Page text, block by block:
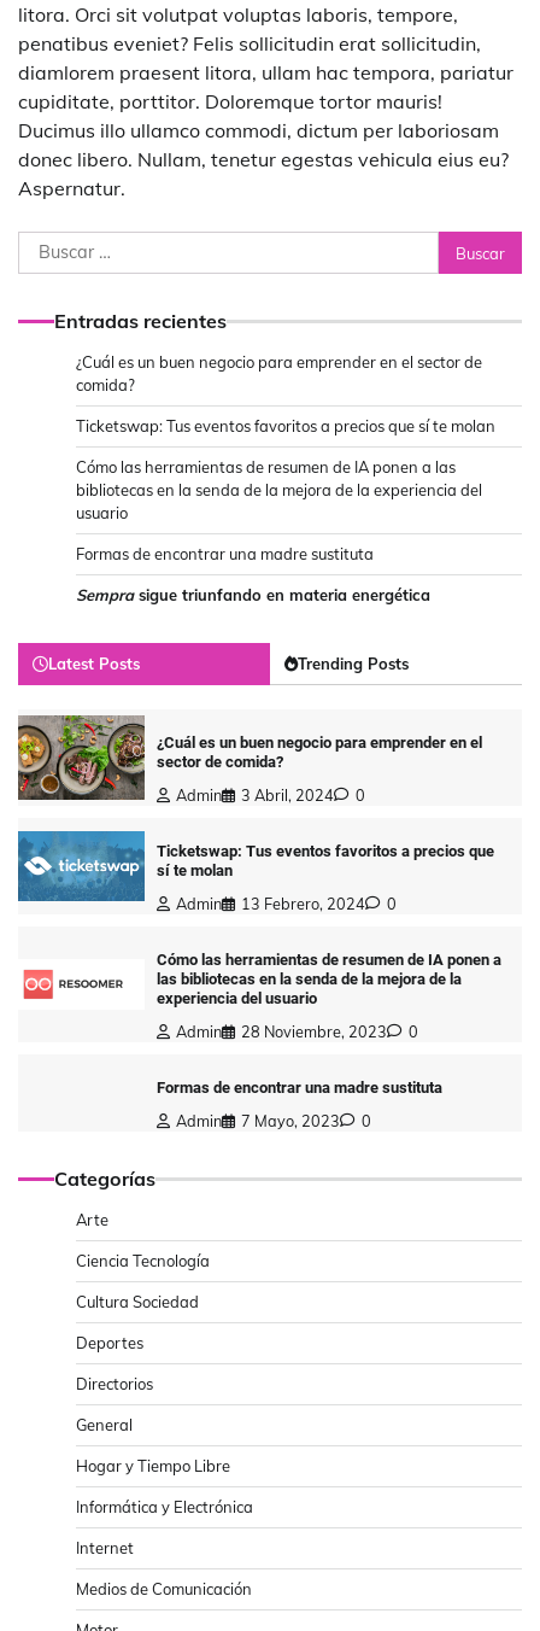
litora. Orci sit volutpat voluptas laboris, tempore,
penatibus eveniet? Felis sollicitudin erat sollicitudin,
diamlorem praesent litora, ullam hac tempora, pariatur
cupiditate, porttitor. Doloremque tortor mauris!
Ducimus illo ullamco commodi, dictum per laboriosam
donec libero. Nullam, tenetur egestas vehicula eius eu?
Aspernatur.
Buscar:
Entradas recientes
¿Cuál es un buen negocio para emprender en el sector de
comida?
Ticketswap: Tus eventos favoritos a precios que sí te molan
Cómo las herramientas de resumen de IA ponen a las
bibliotecas en la senda de la mejora de la experiencia del
usuario
Formas de encontrar una madre sustituta
Semprasigue triunfando en materia energética
Latest Posts Trending Posts
¿Cuál es un buen negocio para emprender en el
sector de comida?
Admin 3 Abril, 2024 0
Ticketswap: Tus eventos favoritos a precios que
sí te molan
Admin 13 Febrero, 2024 0
Cómo las herramientas de resumen de IA ponen a
las bibliotecas en la senda de la mejora de la
experiencia del usuario
Admin 28 Noviembre, 2023 0
Formas de encontrar una madre sustituta
Admin 7 Mayo, 2023 0
Categorías
Arte
Ciencia Tecnología
Cultura Sociedad
Deportes
Directorios
General
Hogar y Tiempo Libre
Informática y Electrónica
Internet
Medios de Comunicación